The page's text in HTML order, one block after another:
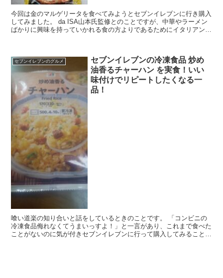
今回は金のマルゲリータを食べてみようとセブンイレブンに行き購入
してみました。 da ISA山本氏監修とのことですが、中華やラーメン
ばかりに興味を持っていかれる食の方よりであるためにイタリアンと
セブンイレブンのグルメ
セブンイレブンの冷凍食品 炒め
油香るチャーハン を実食！いい
味付けでリピートしたくなる一
品！
喰い道楽の知り合いと話をしているときのことです。 「コンビニの
冷凍食品侮れなくてうまいっすよ！」と一言があり、これまで食べた
ことがないのに気が付きセブンイレブンに行って購入してみることと